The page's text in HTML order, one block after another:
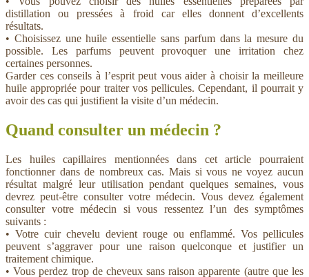
distillation ou pressées à froid car elles donnent d’excellents
résultats.
• Choisissez une huile essentielle sans parfum dans la mesure du
possible. Les parfums peuvent provoquer une irritation chez
certaines personnes.
Garder ces conseils à l’esprit peut vous aider à choisir la meilleure
huile appropriée pour traiter vos pellicules. Cependant, il pourrait y
avoir des cas qui justifient la visite d’un médecin.
Quand consulter un médecin ?
Les huiles capillaires mentionnées dans cet article pourraient
fonctionner dans de nombreux cas. Mais si vous ne voyez aucun
résultat malgré leur utilisation pendant quelques semaines, vous
devrez peut-être consulter votre médecin. Vous devez également
consulter votre médecin si vous ressentez l’un des symptômes
suivants :
• Votre cuir chevelu devient rouge ou enflammé. Vos pellicules
peuvent s’aggraver pour une raison quelconque et justifier un
traitement chimique.
• Vous perdez trop de cheveux sans raison apparente (autre que les